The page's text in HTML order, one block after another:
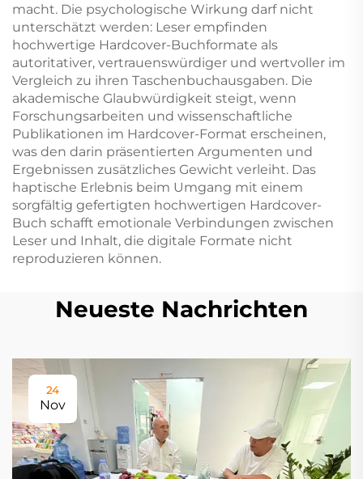
macht. Die psychologische Wirkung darf nicht
unterschätzt werden: Leser empfinden
hochwertige Hardcover-Buchformate als
autoritativer, vertrauenswürdiger und wertvoller im
Vergleich zu ihren Taschenbuchausgaben. Die
akademische Glaubwürdigkeit steigt, wenn
Forschungsarbeiten und wissenschaftliche
Publikationen im Hardcover-Format erscheinen,
was den darin präsentierten Argumenten und
Ergebnissen zusätzliches Gewicht verleiht. Das
haptische Erlebnis beim Umgang mit einem
sorgfältig gefertigten hochwertigen Hardcover-
Buch schafft emotionale Verbindungen zwischen
Leser und Inhalt, die digitale Formate nicht
reproduzieren können.
Neueste Nachrichten
24
Nov